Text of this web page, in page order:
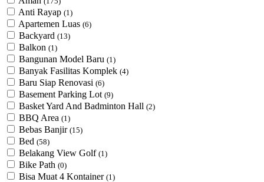
Anti Rayap (1)
Apartemen Luas (6)
Backyard (13)
Balkon (1)
Bangunan Model Baru (1)
Banyak Fasilitas Komplek (4)
Baru Siap Renovasi (6)
Basement Parking Lot (9)
Basket Yard And Badminton Hall (2)
BBQ Area (1)
Bebas Banjir (15)
Bed (58)
Belakang View Golf (1)
Bike Path (0)
Bisa Muat 4 Kontainer (1)